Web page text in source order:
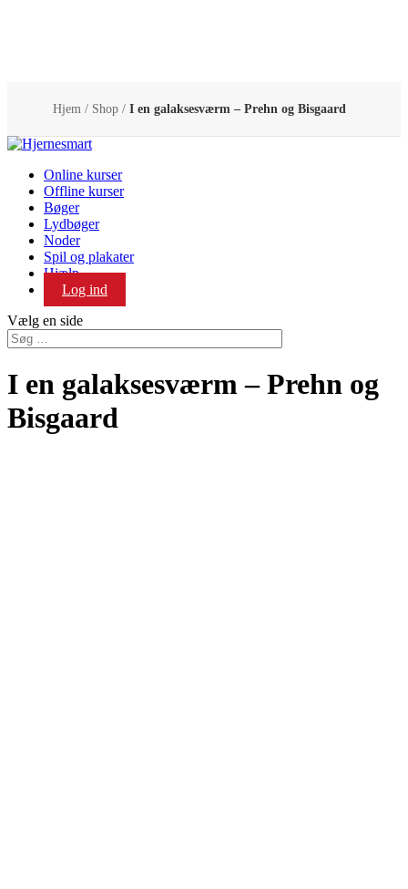
Hjem / Shop / I en galaksesværm – Prehn og Bisgaard
Online kurser
Offline kurser
Bøger
Lydbøger
Noder
Spil og plakater
Hjælp
Log ind
Vælg en side
I en galaksesværm – Prehn og
Bisgaard